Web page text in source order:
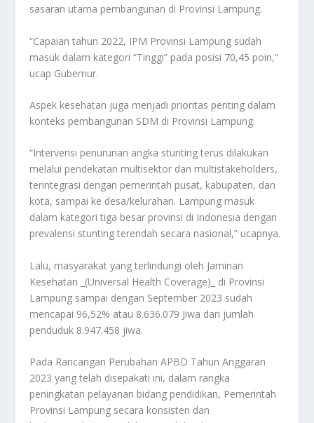
sasaran utama pembangunan di Provinsi Lampung.
“Capaian tahun 2022, IPM Provinsi Lampung sudah
masuk dalam kategori “Tinggi” pada posisi 70,45 poin,”
ucap Gubernur.
Aspek kesehatan juga menjadi prioritas penting dalam
konteks pembangunan SDM di Provinsi Lampung.
“Intervensi penurunan angka stunting terus dilakukan
melalui pendekatan multisektor dan multistakeholders,
terintegrasi dengan pemerintah pusat, kabupaten, dan
kota, sampai ke desa/kelurahan. Lampung masuk
dalam kategori tiga besar provinsi di Indonesia dengan
prevalensi stunting terendah secara nasional,” ucapnya.
Lalu, masyarakat yang terlindungi oleh Jaminan
Kesehatan _(Universal Health Coverage)_ di Provinsi
Lampung sampai dengan September 2023 sudah
mencapai 96,52% atau 8.636.079 Jiwa dari jumlah
penduduk 8.947.458 jiwa.
Pada Rancangan Perubahan APBD Tahun Anggaran
2023 yang telah disepakati ini, dalam rangka
peningkatan pelayanan bidang pendidikan, Pemerintah
Provinsi Lampung secara konsisten dan